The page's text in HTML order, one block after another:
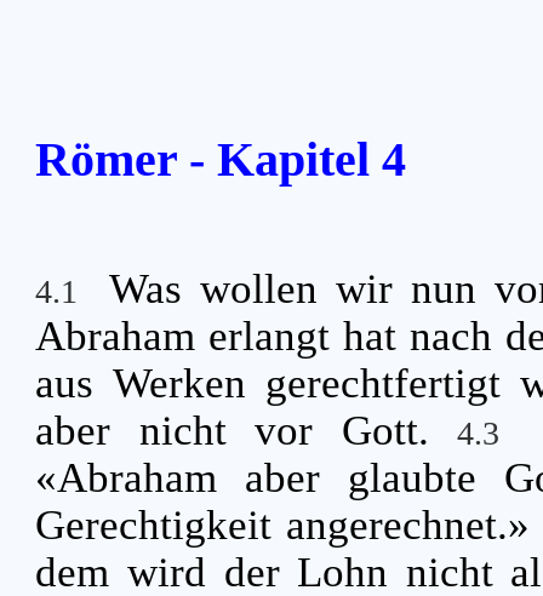
Römer - Kapitel 4
4.1
Was wollen wir nun
Abraham erlangt hat nach
aus Werken gerechtfertigt
aber nicht vor Gott.
4.3
«Abraham aber glaubte
Gerechtigkeit angerechnet.»
dem wird der Lohn nicht